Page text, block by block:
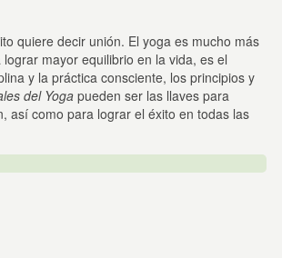
quiere decir unión. El yoga es mucho más
mayor equilibrio en la vida, es el
y la práctica consciente, los principios y
del Yoga pueden ser las llaves para
así como para lograr el éxito en todas las